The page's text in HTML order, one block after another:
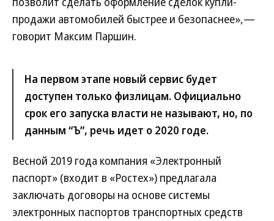
продажи автомобилей быстрее и безопаснее»,—
говорит Максим Паршин.
На первом этапе новый сервис будет
доступен только физлицам. Официально
срок его запуска власти не называют, но, по
данным “Ъ”, речь идет о 2020 годе.
Весной 2019 года компания «Электронный
паспорт» (входит в «Ростех») предлагала
заключать договоры на основе системы
электронных паспортов транспортных средств